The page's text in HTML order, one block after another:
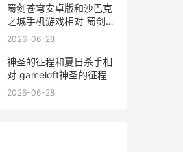
蜀剑苍穹安卓版和沙巴克
之城手机游戏相对 蜀剑苍
穹回合制
2026-06-28
神圣的征程和夏日杀手相
对 gameloft神圣的征程
2026-06-28